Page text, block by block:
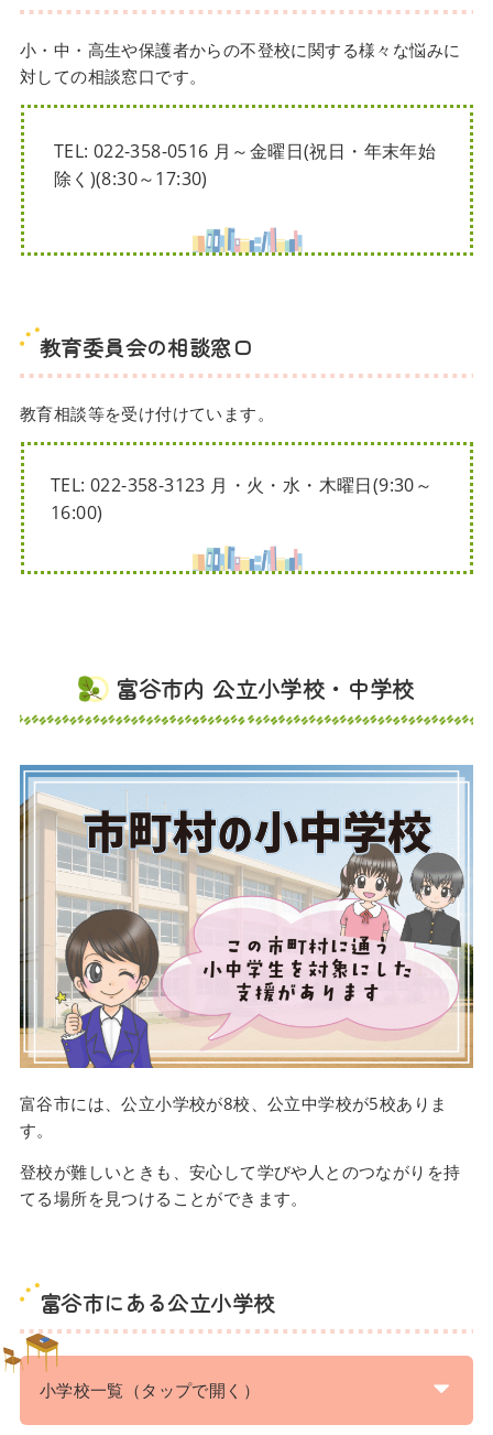
小・中・高生や保護者からの不登校に関する様々な悩みに
対しての相談窓口です。
TEL: 022-358-0516 月～金曜日(祝日・年末年始
除く)(8:30～17:30)
教育委員会の相談窓口
教育相談等を受け付けています。
TEL: 022-358-3123 月・火・水・木曜日(9:30～
16:00)
富谷市内 公立小学校・中学校
富谷市には、公立小学校が8校、公立中学校が5校ありま
す。
登校が難しいときも、安心して学びや人とのつながりを持
てる場所を見つけることができます。
富谷市にある公立小学校
小学校一覧（タップで開く）